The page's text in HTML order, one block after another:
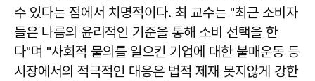
수 있다는 점에서 치명적이다. 최 교수는 "최근 소비자
들은 나름의 윤리적인 기준을 통해 소비 선택을 한
다"며 "사회적 물의를 일으킨 기업에 대한 불매운동 등
시장에서의 적극적인 대응은 법적 제재 못지않게 강한